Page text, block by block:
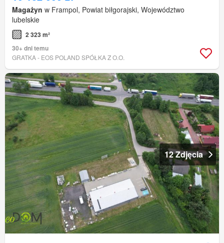
Magażyn w Frampol, Powiat biłgorajski, Województwo
lubelskie
2 323 m²
30+ dni temu
GRATKA - EOS POLAND SPÓŁKA Z O.O.
12 Zdjęcia